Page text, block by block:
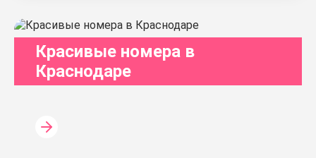
Красивые номера в
Краснодаре